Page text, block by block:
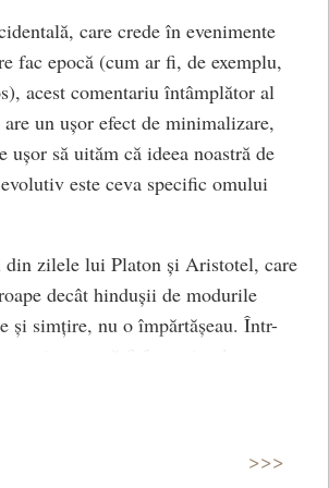
care crede în evenimente
fac epocă (cum ar fi, de exemplu,
acest comentariu întâmplător al
un ușor efect de minimalizare,
ușor să uităm că ideea noastră de
este ceva specific omului
zilele lui Platon și Aristotel, care
decât hindușii de modurile
și simțire, nu o împărtășeau. Într-
modernă a timpului.
în arta și civilizația indiană, cap.
>>>